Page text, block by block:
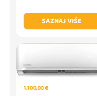
SAZNAJ VIŠE
1.100,00 €